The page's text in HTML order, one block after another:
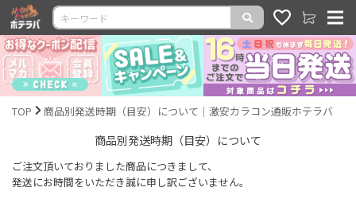
TOP 商品別発送時期（目安）について｜激安カラコン通販ホテラバ
商品別発送時期（目安）について
ご注文頂いておりました商品につきまして、
発送にお時間をいただき誠に申し訳ございません。